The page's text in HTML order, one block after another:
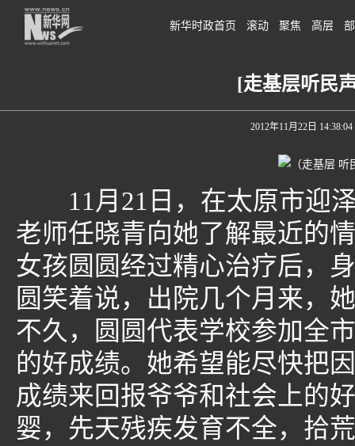
新华时政首页 滚动 聚焦 高层
[走基层听民
2012年11月22日 14:38:04
11月21日，在太原市迎泽
老师任晓青向她了解最近
女孩圆圆经过精心治疗后，
圆笑着说，出院几个月来，
不久，圆圆代表学校参加全
的好成绩。她希望能尽快把
成绩来回报爷爷和社会上的
婴，先天残疾发育不全，拾